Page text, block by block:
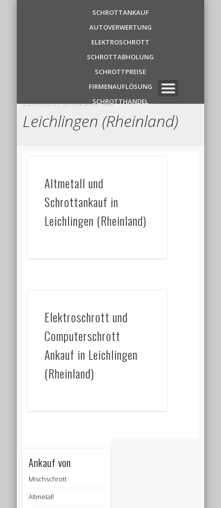
Schrottankauf
Zentrale
✆ 0 1 5 2 1 7 8 6 3 9 1 1
SCHROTTANKAUF
AUTOVERWERTUNG
ELEKTROSCHROTT
SCHROTTABHOLUNG
SCHROTTPREISE
FIRMENAUFLÖSUNG
SCHROTTHANDEL
CURRENTLY BROWSING TAG
Leichlingen (Rheinland)
Altmetall und
Schrottankauf in
Leichlingen (Rheinland)
Elektroschrott und
Computerschrott
Ankauf in Leichlingen
(Rheinland)
Ankauf von
Mischschrott
Altmetall